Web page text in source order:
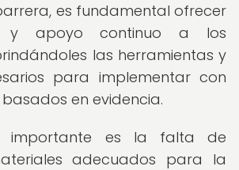
es fundamental ofrecer
y apoyo continuo a los
las herramientas y
para implementar con
en evidencia.
importante es la falta de
adecuados para la